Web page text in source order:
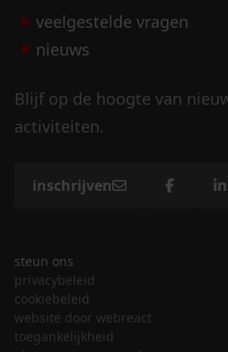
veelgestelde vragen
nieuws
Blijf op de hoogte van
activiteiten.
inschrijven
steun ons
privacybeleid
cookiebeleid
website door webreact
toegankelijkheid